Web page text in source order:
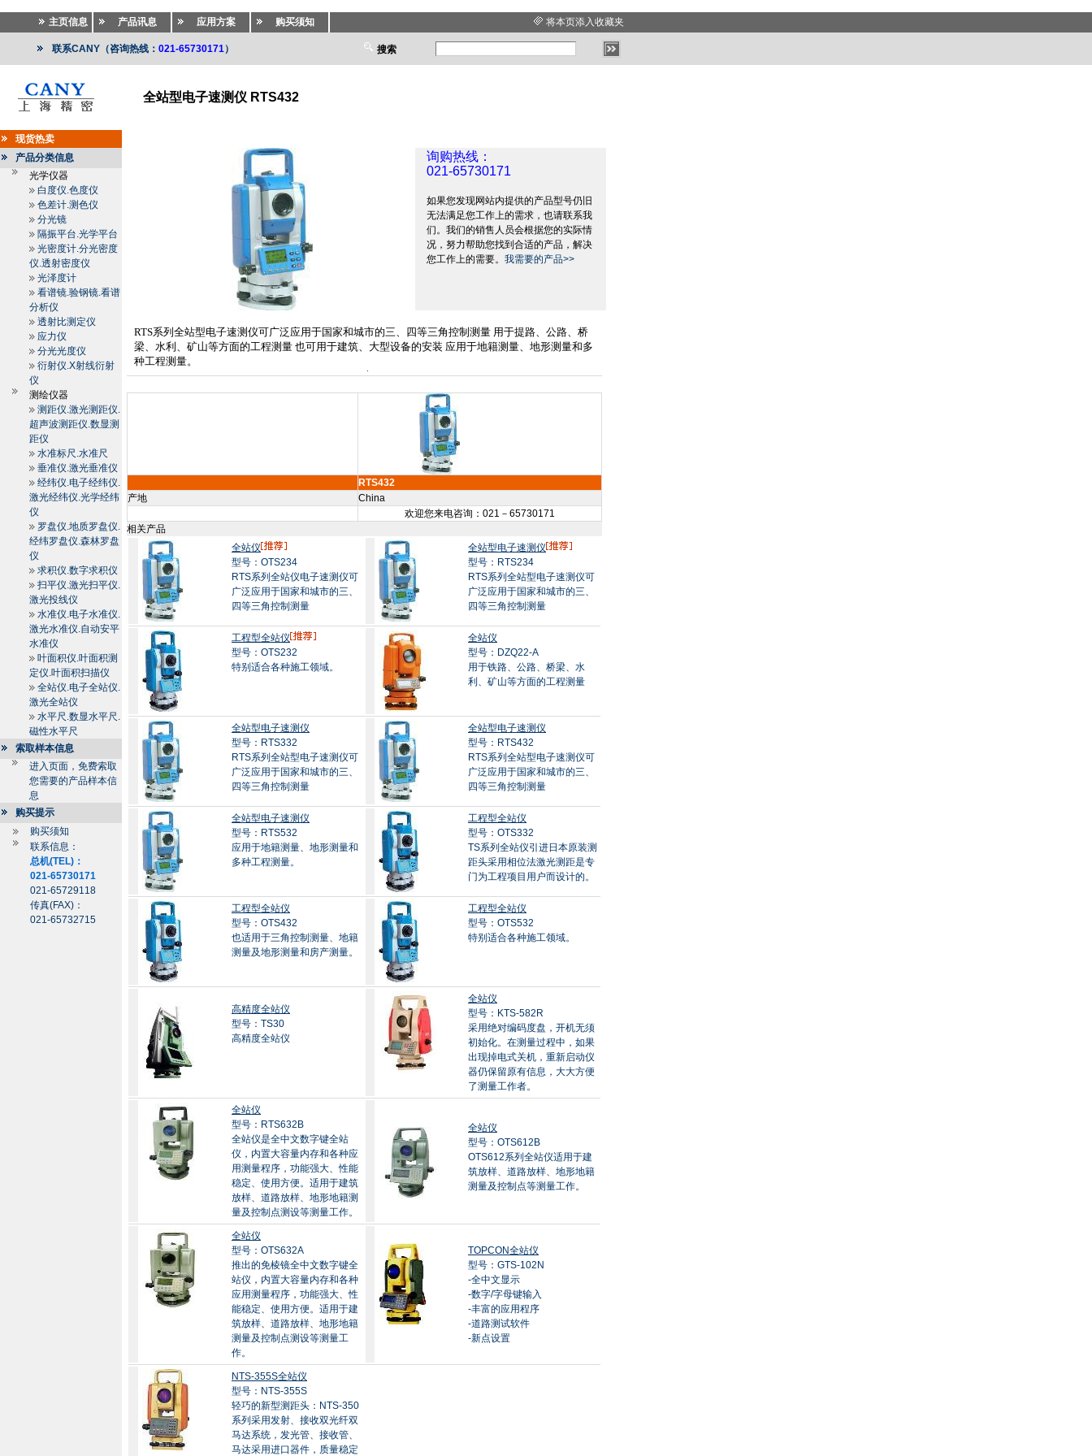
主页信息 产品讯息 应用方案 购买须知 将本页添入收藏夹
联系CANY（咨询热线： 021-65730171） 搜索
全站型电子速测仪 RTS432
现货热卖
产品分类信息
光学仪器
白度仪.色度仪
色差计.测色仪
分光镜
隔振平台.光学平台
光密度计.分光密度
仪.透射密度仪
光泽度计
看谱镜.验钢镜.看谱
分析仪
透射比测定仪
应力仪
分光光度仪
衍射仪.X射线衍射
仪
测绘仪器
测距仪.激光测距仪.
超声波测距仪.数显测
距仪
水准标尺.水准尺
垂准仪.激光垂准仪
经纬仪.电子经纬仪.
激光经纬仪.光学经纬
仪
罗盘仪.地质罗盘仪.
经纬罗盘仪.森林罗盘
仪
求积仪.数字求积仪
扫平仪.激光扫平仪.
激光投线仪
水准仪.电子水准仪.
激光水准仪.自动安平
水准仪
叶面积仪.叶面积测
定仪.叶面积扫描仪
全站仪.电子全站仪.
激光全站仪
水平尺.数显水平尺.
磁性水平尺
索取样本信息
进入页面，免费索取
您需要的产品样本信
息
购买提示
购买须知
联系信息：
总机(TEL)：
021-65730171
021-65729118
传真(FAX)：
021-65732715
询购热线：
021-65730171
如果您发现网站内提供的产品型号仍旧
无法满足您工作上的需求，也请联系我
们。我们的销售人员会根据您的实际情
况，努力帮助您找到合适的产品，解决
您工作上的需要。 我需要的产品>>
RTS系列全站型电子速测仪可广泛应用于国家和城市的三、四等三角控制测量 用于提路、公路、桥
梁、水利、矿山等方面的工程测量 也可用于建筑、大型设备的安装 应用于地籍测量、地形测量和多
种工程测量。
RTS432
产地
China
欢迎您来电咨询：021－65730171
相关产品
全站仪
型号：OTS234
RTS系列全站仪电子速测仪可
广泛应用于国家和城市的三、
四等三角控制测量
全站型电子速测仪
型号：RTS234
RTS系列全站型电子速测仪可
广泛应用于国家和城市的三、
四等三角控制测量
工程型全站仪
型号：OTS232
特别适合各种施工领域。
全站仪
型号：DZQ22-A
用于铁路、公路、桥梁、水
利、矿山等方面的工程测量
全站型电子速测仪
型号：RTS332
RTS系列全站型电子速测仪可
广泛应用于国家和城市的三、
四等三角控制测量
全站型电子速测仪
型号：RTS432
RTS系列全站型电子速测仪可
广泛应用于国家和城市的三、
四等三角控制测量
全站型电子速测仪
型号：RTS532
应用于地籍测量、地形测量和
多种工程测量。
工程型全站仪
型号：OTS332
TS系列全站仪引进日本原装测
距头采用相位法激光测距是专
门为工程项目用户而设计的。
工程型全站仪
型号：OTS432
也适用于三角控制测量、地籍
测量及地形测量和房产测量。
工程型全站仪
型号：OTS532
特别适合各种施工领域。
高精度全站仪
型号：TS30
高精度全站仪
全站仪
型号：KTS-582R
采用绝对编码度盘，开机无须
初始化。在测量过程中，如果
出现掉电式关机，重新启动仪
器仍保留原有信息，大大方便
了测量工作者。
全站仪
型号：RTS632B
全站仪是全中文数字键全站
仪，内置大容量内存和各种应
用测量程序，功能强大、性能
稳定、使用方便。适用于建筑
放样、道路放样、地形地籍测
量及控制点测设等测量工作。
全站仪
型号：OTS612B
OTS612系列全站仪适用于建
筑放样、道路放样、地形地籍
测量及控制点等测量工作。
全站仪
型号：OTS632A
推出的免棱镜全中文数字键全
站仪，内置大容量内存和各种
应用测量程序，功能强大、性
能稳定、使用方便。适用于建
筑放样、道路放样、地形地籍
测量及控制点测设等测量工
作。
TOPCON全站仪
型号：GTS-102N
-全中文显示
-数字/字母键输入
-丰富的应用程序
-道路测试软件
-新点设置
NTS-355S全站仪
型号：NTS-355S
轻巧的新型测距头：NTS-350
系列采用发射、接收双光纤双
马达系统，发光管、接收管、
马达采用进口器件，质量稳定